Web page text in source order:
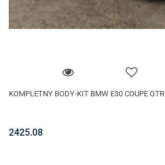
KOMPLETNY BODY-KIT BMW E30 COUPE GTR
2425.08